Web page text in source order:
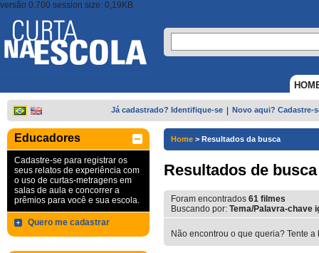
versão 0.700 session size: 0,19KB
Já cadastrado? Identifique-se Novo aqui? Cadastre-
Educadores
Cadastre-se para registrar os
seus relatos de experiência com
o uso de curtas-metragens em
salas de aula e concorrer a
prêmios para você e sua escola.
Quero me cadastrar
Home > Resultados da busca
Resultados de busca
Foram encontrados 61 filmes
Buscando por: Tema/Palavra-chave
Não encontrou o que queria? Tente